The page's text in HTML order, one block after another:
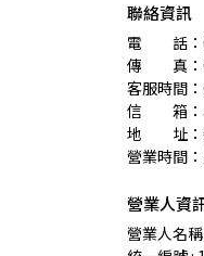
聯絡資訊
電　　話
傳　　真
客服時間
信　　箱
地　　址
營業時間
營業人資
營業人名